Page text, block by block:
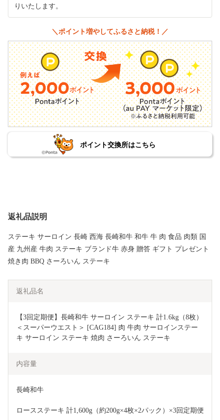
りいたします。
＼ポイント増やしてふるさと納税！／
ポイント交換所はこちら
返礼品説明
ステーキ サーロイン 長崎 西海 長崎和牛 和牛 牛 肉 食品 肉類 国
産 九州産 牛肉 ステーキ ブランド牛 赤身 贈答 ギフト プレゼント
焼き肉 BBQ さーろいん ステーキ
返礼品名
【3回定期便】長崎和牛 サーロイン ステーキ 計1.6kg（8枚）
＜スーパーウエスト＞ [CAG184] 肉 牛肉 サーロインステー
キ サーロイン ステーキ 焼肉 さーろいん ステーキ
内容量
長崎和牛
ロースステーキ 計1,600g（約200g×4枚×2パック）×3回定期便